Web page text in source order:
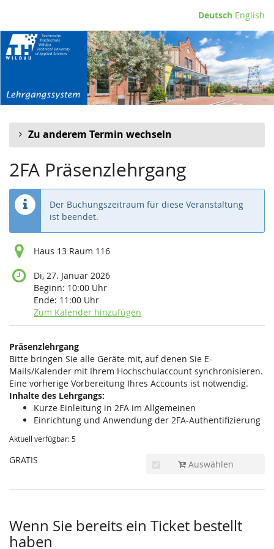
Inhalt
springen
Deutsch English
Zu anderem Termin wechseln
2FA Präsenzlehrgang
Der Buchungszeitraum für diese Veranstaltung
ist beendet.
Haus 13 Raum 116
Di, 27. Januar 2026
Beginn: 10:00 Uhr
Ende: 11:00 Uhr
Zum Kalender hinzufügen
Produkte
Unkategorisierte
Produkte
Präsenzlehrgang
Bitte bringen Sie alle Geräte mit, auf denen Sie E-
Mails/Kalender mit Ihrem Hochschulaccount synchronisieren.
Eine vorherige Vorbereitung Ihres Accounts ist notwendig.
Inhalte des Lehrgangs:
Kurze Einleitung in 2FA im Allgemeinen
Einrichtung und Anwendung der 2FA-Authentifizierung
Aktuell verfügbar: 5
GRATIS Auswählen
Wenn Sie bereits ein Ticket bestellt
haben